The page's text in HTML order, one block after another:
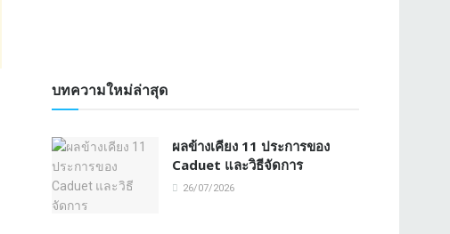
บทความใหม่ล่าสุด
ผลข้างเคียง 11 ประการของ
Caduet และวิธีจัดการ
26/07/2026